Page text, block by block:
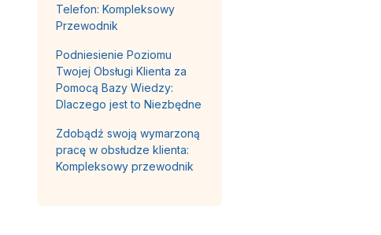
Telefon: Kompleksowy
Przewodnik
Podniesienie Poziomu
Twojej Obsługi Klienta za
Pomocą Bazy Wiedzy:
Dlaczego jest to Niezbędne
Zdobądź swoją wymarzoną
pracę w obsłudze klienta:
Kompleksowy przewodnik